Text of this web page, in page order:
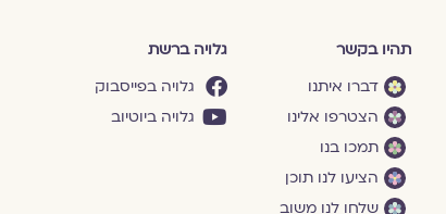
תהיו בקשר
דברו איתנו
הצטרפו אלינו
תמכו בנו
הציעו לנו תוכן
שלחו לנו משוב
גלויה ברשת
גלויה בפייסבוק
גלויה ביוטיוב